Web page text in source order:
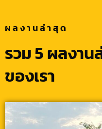
ผลงานล่าสุด
รวม 5 ผลงาน
ของเรา